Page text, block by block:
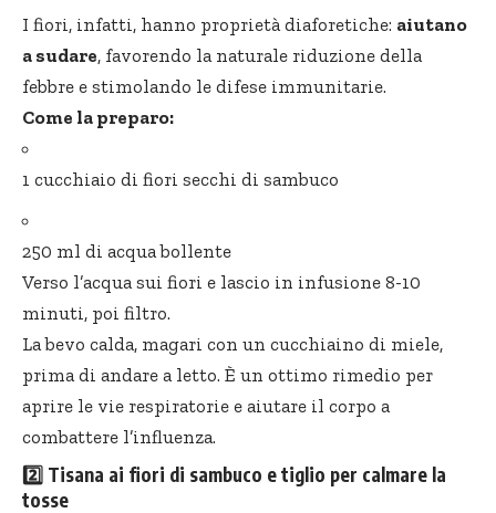
I fiori, infatti, hanno proprietà diaforetiche: aiutano
a sudare, favorendo la naturale riduzione della
febbre e stimolando le difese immunitarie.
Come la preparo:
1 cucchiaio di fiori secchi di sambuco
250 ml di acqua bollente
Verso l’acqua sui fiori e lascio in infusione 8-10
minuti, poi filtro.
La bevo calda, magari con un cucchiaino di miele,
prima di andare a letto. È un ottimo rimedio per
aprire le vie respiratorie e aiutare il corpo a
combattere l’influenza.
2️⃣ Tisana ai fiori di sambuco e tiglio per calmare la
tosse